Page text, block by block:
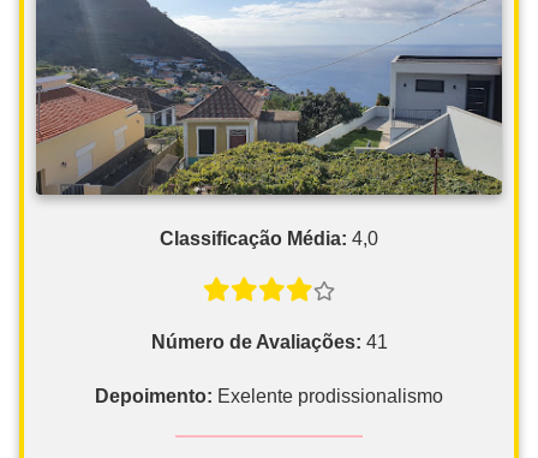
Classificação Média: 4,0
Número de Avaliações: 41
Depoimento: Exelente prodissionalismo